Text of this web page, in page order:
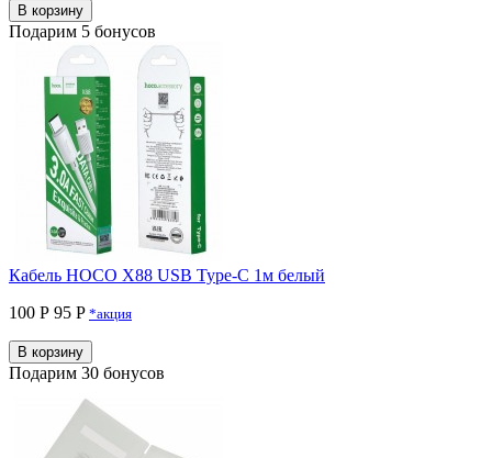
В корзину
Подарим 5 бонусов
Кабель HOCO X88 USB Type-C 1м белый
100 Р 95 P *акция
В корзину
Подарим 30 бонусов